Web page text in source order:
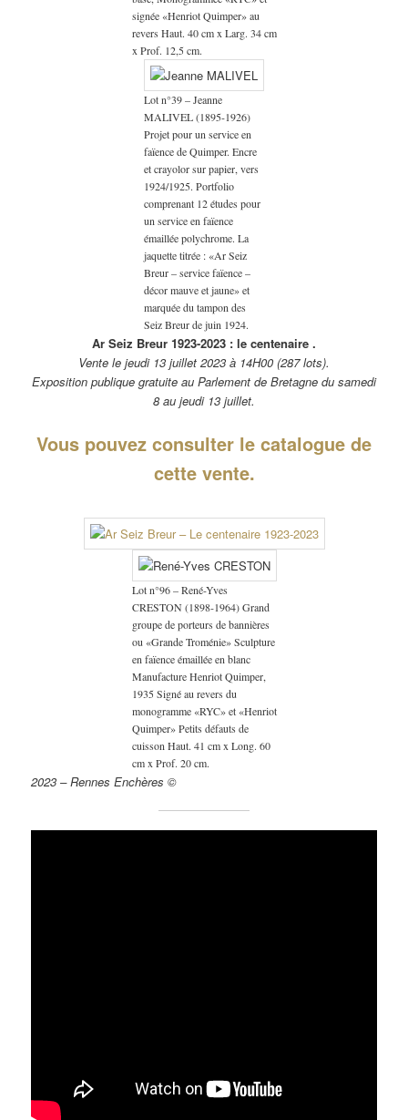
signée «Henriot Quimper» au
revers Haut. 40 cm x Larg. 34 cm
x Prof. 12,5 cm.
Lot n°39 – Jeanne
MALIVEL (1895-1926)
Projet pour un service en
faïence de Quimper. Encre
et crayolor sur papier, vers
1924/1925. Portfolio
comprenant 12 études pour
un service en faïence
émaillée polychrome. La
jaquette titrée : «Ar Seiz
Breur – service faïence –
décor mauve et jaune» et
marquée du tampon des
Seiz Breur de juin 1924.
Ar Seiz Breur 1923-2023 : le centenaire .
Vente le jeudi 13 juillet 2023 à 14H00 (287 lots).
Exposition publique gratuite au Parlement de Bretagne du samedi
8 au jeudi 13 juillet.
Vous pouvez consulter le catalogue de
cette vente.
Lot n°96 – René-Yves
CRESTON (1898-1964) Grand
groupe de porteurs de bannières
ou «Grande Troménie» Sculpture
en faïence émaillée en blanc
Manufacture Henriot Quimper,
1935 Signé au revers du
monogramme «RYC» et «Henriot
Quimper» Petits défauts de
cuisson Haut. 41 cm x Long. 60
cm x Prof. 20 cm.
2023 – Rennes Enchères ©